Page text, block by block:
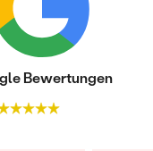
Bewertungen